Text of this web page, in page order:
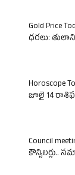
Gold Price
ధరలు:
Horoscope
జూలై 14
Council
కౌన్సిలర్లు..